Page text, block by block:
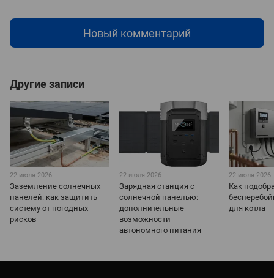
Новый комментарий
Другие записи
22 июля 2026
Заземление солнечных
панелей: как защитить
систему от погодных
рисков
22 июля 2026
Зарядная станция с
солнечной панелью:
дополнительные
возможности
автономного питания
22 июля 2026
Как
для котла